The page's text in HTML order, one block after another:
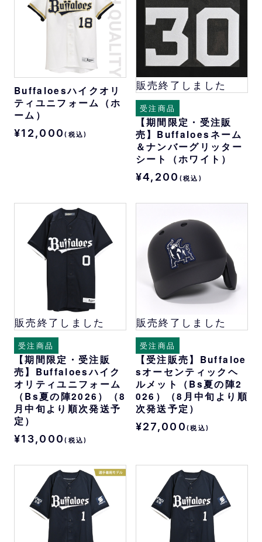
Buffaloesハイクオリ
ティユニフォーム（ホ
ーム）
¥12,000(税込)
販売終了しました
受注商品
【期間限定・受注販
売】Buffaloesネーム
＆ナンバーグリッター
シート（ホワイト）
¥4,200 (税込)
販売終了しました
受注商品
【期間限定・受注販
売】Buffaloesハイク
オリティユニフォーム
（Bs夏の陣2026）（8
月中旬より順次発送予
定）
¥13,000(税込)
販売終了しました
受注商品
【受注販売】Buffaloe
sオーセンティックヘ
ルメット（Bs夏の陣2
026）（8月中旬より順
次発送予定）
¥27,000(税込)